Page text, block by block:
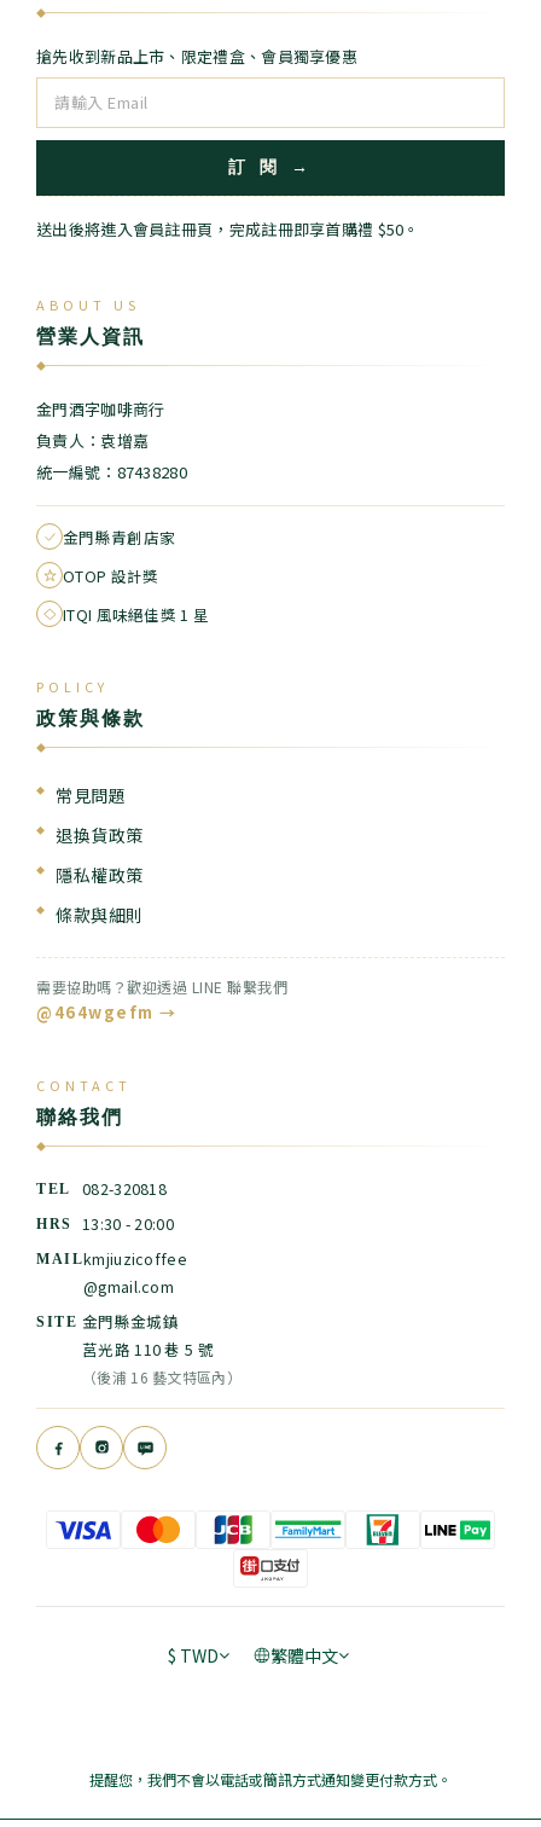
◆
搶先收到新品上市、限定禮盒、會員獨享優惠
訂 閱 →
送出後將進入會員註冊頁，完成註冊即享首購禮 $50。
ABOUT US
營業人資訊
◆
金門酒字咖啡商行
負責人：袁增嘉
統一編號：87438280
金門縣青創店家
OTOP 設計獎
ITQI 風味絕佳獎 1 星
POLICY
政策與條款
◆
常見問題
退換貨政策
隱私權政策
條款與細則
需要協助嗎？歡迎透過 LINE 聯繫我們
@464wgefm →
CONTACT
聯絡我們
◆
TEL 082-320818
HRS 13:30 - 20:00
MAILkmjiuzicoffee
@gmail.com
SITE 金門縣金城鎮
莒光路 110 巷 5 號
（後浦 16 藝文特區內）
$ TWD 繁體中文
提醒您，我們不會以電話或簡訊方式通知變更付款方式。